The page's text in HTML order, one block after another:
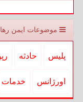
موضوعات ایمن رها
پلیس حادثه
اورژانس خدمات